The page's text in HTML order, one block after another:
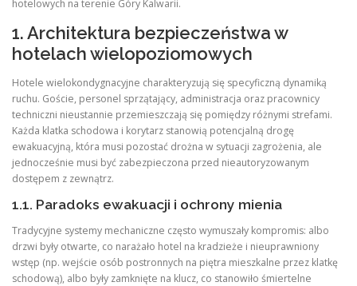
hotelowych na terenie Góry Kalwarii.
1. Architektura bezpieczeństwa w
hotelach wielopoziomowych
Hotele wielokondygnacyjne charakteryzują się specyficzną dynamiką
ruchu. Goście, personel sprzątający, administracja oraz pracownicy
techniczni nieustannie przemieszczają się pomiędzy różnymi strefami.
Każda klatka schodowa i korytarz stanowią potencjalną drogę
ewakuacyjną, która musi pozostać drożna w sytuacji zagrożenia, ale
jednocześnie musi być zabezpieczona przed nieautoryzowanym
dostępem z zewnątrz.
1.1. Paradoks ewakuacji i ochrony mienia
Tradycyjne systemy mechaniczne często wymuszały kompromis: albo
drzwi były otwarte, co narażało hotel na kradzieże i nieuprawniony
wstęp (np. wejście osób postronnych na piętra mieszkalne przez klatkę
schodową), albo były zamknięte na klucz, co stanowiło śmiertelne